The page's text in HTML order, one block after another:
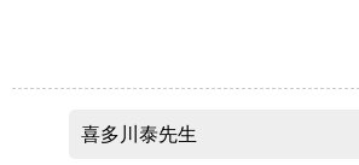
喜多川泰先生